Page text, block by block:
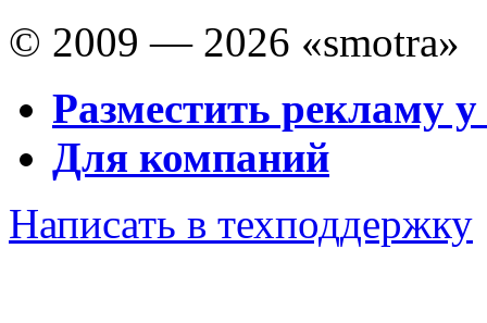
© 2009 — 2026 «smotra»
Разместить рекламу у
Для компаний
Написать в техподдержку